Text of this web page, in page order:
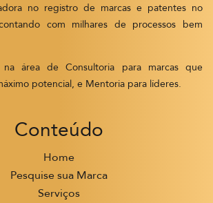
no registro de marcas e patentes no
com milhares de processos bem
na área de Consultoria para marcas que
potencial, e Mentoria para líderes.
Conteúdo
Home
Pesquise sua Marca
Serviços